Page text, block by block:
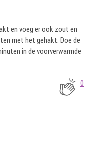
en voeg er ook zout en
met het gehakt. Doe de
in de voorverwarmde
0